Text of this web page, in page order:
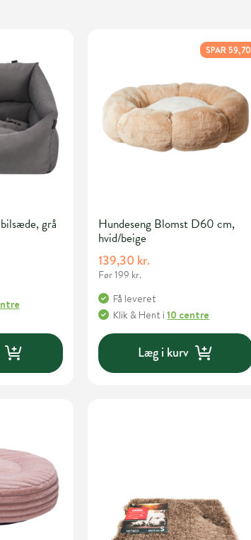
grå
SPAR 59,70
Hundeseng Blomst D60 cm,
hvid/beige
139,30 kr.
Før 199 kr.
Få leveret
Klik & Hent i10 centre
Læg i kurv